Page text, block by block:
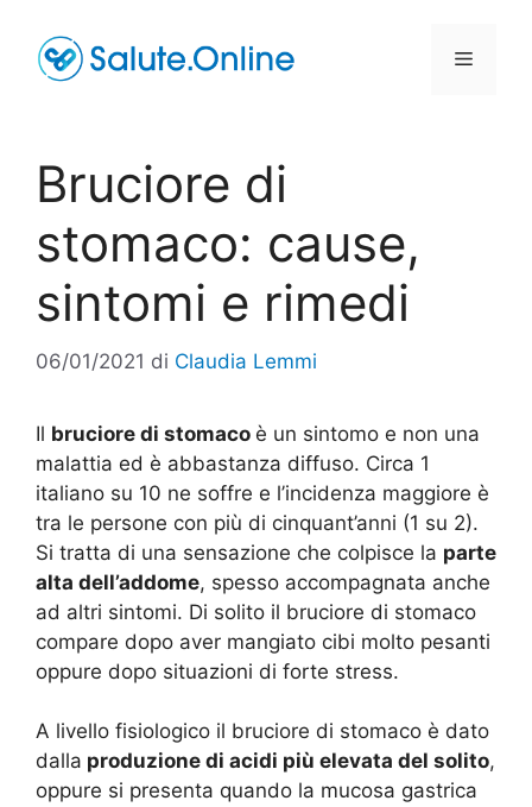
contenuto
Menu
Bruciore di
stomaco: cause,
sintomi e rimedi
06/01/2021 di Claudia Lemmi
Il bruciore di stomaco è un sintomo e non una
malattia ed è abbastanza diffuso. Circa 1
italiano su 10 ne soffre e l’incidenza maggiore è
tra le persone con più di cinquant’anni (1 su 2).
Si tratta di una sensazione che colpisce la parte
alta dell’addome, spesso accompagnata anche
ad altri sintomi. Di solito il bruciore di stomaco
compare dopo aver mangiato cibi molto pesanti
oppure dopo situazioni di forte stress.
A livello fisiologico il bruciore di stomaco è dato
dalla produzione di acidi più elevata del solito,
oppure si presenta quando la mucosa gastrica